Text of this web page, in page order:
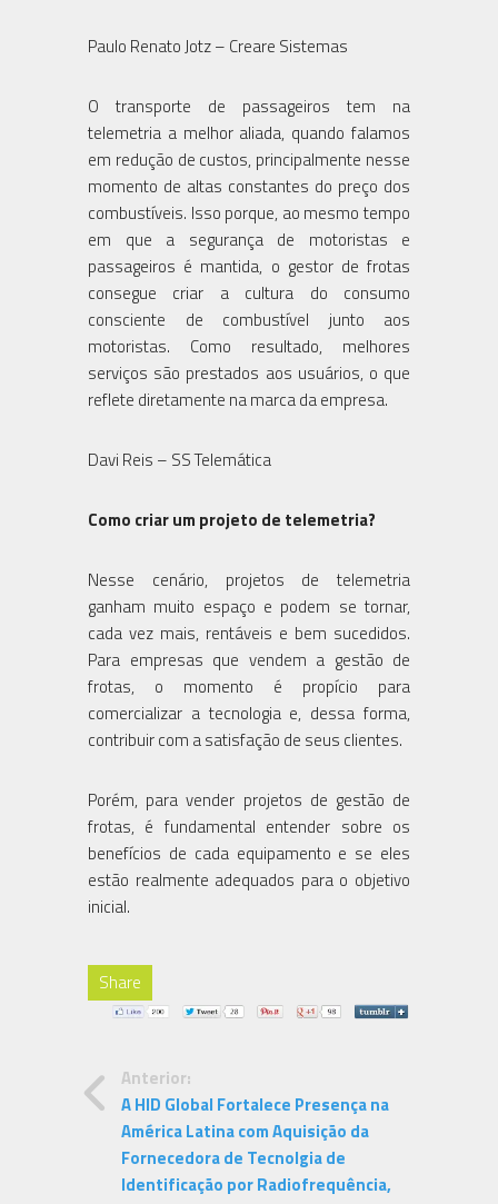
Paulo Renato Jotz – Creare Sistemas
O transporte de passageiros tem na
telemetria a melhor aliada, quando falamos
em redução de custos, principalmente nesse
momento de altas constantes do preço dos
combustíveis. Isso porque, ao mesmo tempo
em que a segurança de motoristas e
passageiros é mantida, o gestor de frotas
consegue criar a cultura do consumo
consciente de combustível junto aos
motoristas. Como resultado, melhores
serviços são prestados aos usuários, o que
reflete diretamente na marca da empresa.
Davi Reis – SS Telemática
Como criar um projeto de telemetria?
Nesse cenário, projetos de telemetria
ganham muito espaço e podem se tornar,
cada vez mais, rentáveis e bem sucedidos.
Para empresas que vendem a gestão de
frotas, o momento é propício para
comercializar a tecnologia e, dessa forma,
contribuir com a satisfação de seus clientes.
Porém, para vender projetos de gestão de
frotas, é fundamental entender sobre os
benefícios de cada equipamento e se eles
estão realmente adequados para o objetivo
inicial.
Share
Anterior:
A HID Global Fortalece Presença na
América Latina com Aquisição da
Fornecedora de Tecnolgia de
Identificação por Radiofrequência,